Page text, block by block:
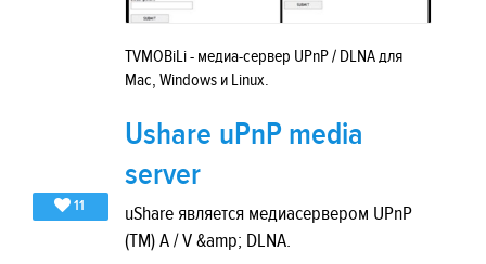
TVMOBiLi - медиа-сервер UPnP / DLNA для
Mac, Windows и Linux.
11
Ushare uPnP media
server
uShare является медиасервером UPnP
(TM) A / V &amp; DLNA.